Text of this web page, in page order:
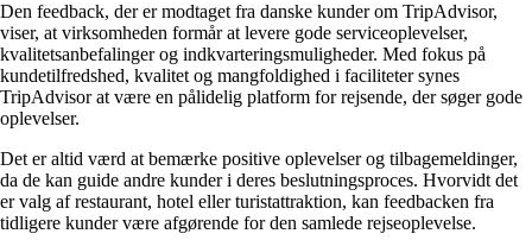
Den feedback, der er modtaget fra danske kunder om TripAdvisor,
viser, at virksomheden formår at levere gode serviceoplevelser,
kvalitetsanbefalinger og indkvarteringsmuligheder. Med fokus på
kundetilfredshed, kvalitet og mangfoldighed i faciliteter synes
TripAdvisor at være en pålidelig platform for rejsende, der søger gode
oplevelser.
Det er altid værd at bemærke positive oplevelser og tilbagemeldinger,
da de kan guide andre kunder i deres beslutningsproces. Hvorvidt det
er valg af restaurant, hotel eller turistattraktion, kan feedbacken fra
tidligere kunder være afgørende for den samlede rejseoplevelse.